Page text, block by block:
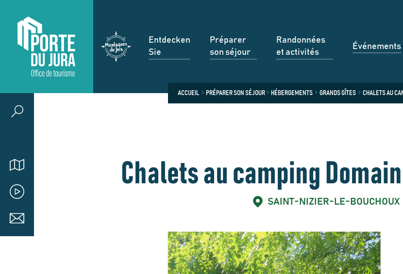
Entdecken
Sie
Préparer
son séjour
Randonnées
et activités
Événements
ACCUEIL PRÉPARER SON SÉJOUR HÉBERGEMENTS GRANDS GÎTES CHALETS AU
Chalets au camping
SAINT-NIZIER-LE-BOUCHOUX